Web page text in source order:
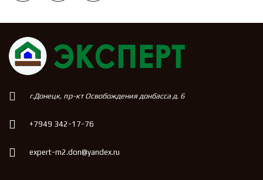
г.Донецк, пр-кт Освобождения донбасса д. 6
+7949 342-17-76
expert-m2.don@yandex.ru